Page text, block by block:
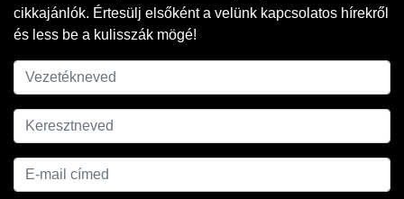
cikkajánlók. Értesülj elsőként a velünk kapcsolatos hírekről
és less be a kulisszák mögé!